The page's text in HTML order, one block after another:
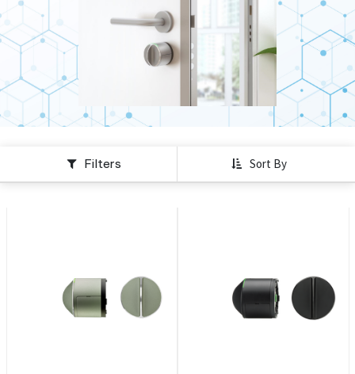
Filters Sort By